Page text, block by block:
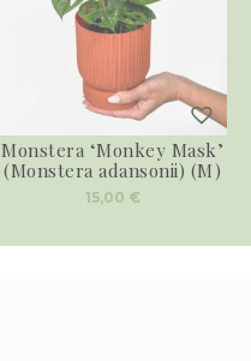
Monstera ‘Monkey Mask’
(Monstera adansonii) (M)
15,00 €